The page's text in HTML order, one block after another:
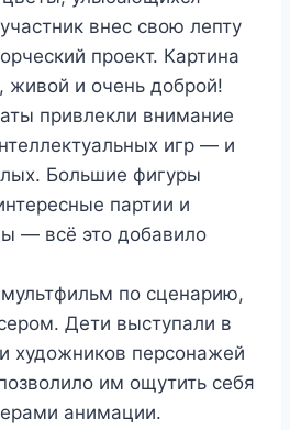
внес свою лепту
проект. Картина
живой и очень доброй!
привлекли внимание
игр — и
Большие фигуры
партии и
— всё это добавило
по сценарию,
Дети выступали в
художников персонажей
им ощутить себя
анимации.